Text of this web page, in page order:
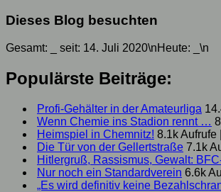
Dieses Blog besuchten
Gesamt: seit: 14. Juli 2020\nHeute: \n
Populärste Beiträge:
Profi-Gehälter in der Amateurliga
Wenn Chemie ins Stadion rennt …
Heimspiel in Chemnitz! 8.1k Aufrufe
Die Tür von der Gellertstraße 7.1k
Hitlergruß, Rassismus, Gewalt:
Nur noch ein Standardverein 6.6k
„Es wird definitiv keine